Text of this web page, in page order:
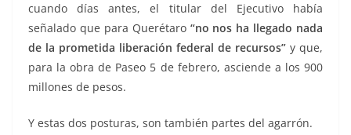
cuando días antes, el titular del Ejecutivo había
señalado que para Querétaro“no nos ha llegado nada
de la prometida liberación federal de recursos” y que,
para la obra de Paseo 5 de febrero, asciende a los 900
millones de pesos.
Y estas dos posturas, son también partes del agarrón.